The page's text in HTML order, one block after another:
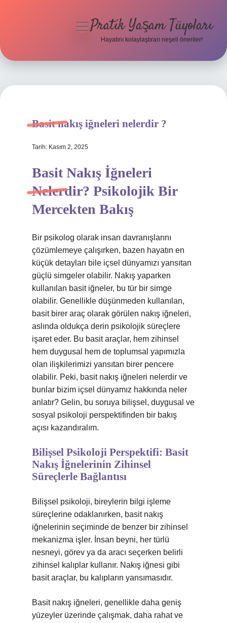
Hakkımızda
menüyü
Pratik Yaşam Tüyoları
Hayatını kolaylaştıran neşeli öneriler!
Basit nakış iğneleri nelerdir ?
Tarih: Kasım 2, 2025
Basit Nakış İğneleri
Nelerdir? Psikolojik Bir
Mercekten Bakış
Bir psikolog olarak insan davranışlarını
çözümlemeye çalışırken, bazen hayatın en
küçük detayları bile içsel dünyamızı yansıtan
güçlü simgeler olabilir. Nakış yaparken
kullanılan basit iğneler, bu tür bir simge
olabilir. Genellikle düşünmeden kullanılan,
basit birer araç olarak görülen nakış iğneleri,
aslında oldukça derin psikolojik süreçlere
işaret eder. Bu basit araçlar, hem zihinsel
hem duygusal hem de toplumsal yapımızla
olan ilişkilerimizi yansıtan birer pencere
olabilir. Peki, basit nakış iğneleri nelerdir ve
bunlar bizim içsel dünyamız hakkında neler
anlatır? Gelin, bu soruya bilişsel, duygusal ve
sosyal psikoloji perspektifinden bir bakış
açısı kazandıralım.
Bilişsel Psikoloji Perspektifi: Basit
Nakış İğnelerinin Zihinsel
Süreçlerle Bağlantısı
Bilişsel psikoloji, bireylerin bilgi işleme
süreçlerine odaklanırken, basit nakış
iğnelerinin seçiminde de benzer bir zihinsel
mekanizma işler. İnsan beyni, her türlü
nesneyi, görev ya da aracı seçerken belirli
zihinsel kalıplar kullanır. Nakış iğnesi gibi
basit araçlar, bu kalıpların yansımasıdır.
Basit nakış iğneleri, genellikle daha geniş
yüzeyler üzerinde çalışmak, daha rahat ve